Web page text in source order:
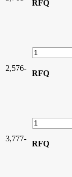
RFQ
2,576-
RFQ
3,777-
RFQ